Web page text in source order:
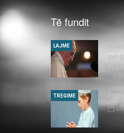
Të fundit
LAJME
TREGIME